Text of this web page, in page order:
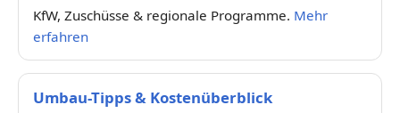
KfW, Zuschüsse & regionale Programme. Mehr
erfahren
Umbau-Tipps & Kostenüberblick